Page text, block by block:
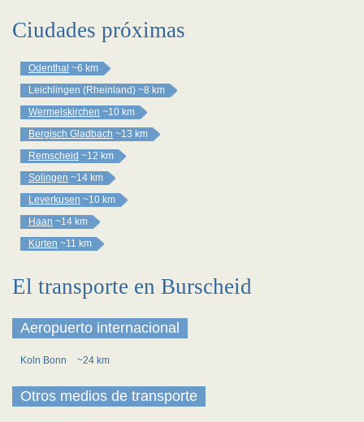
Ciudades próximas
Odenthal ~6 km
Leichlingen (Rheinland) ~8 km
Wermelskirchen ~10 km
Bergisch Gladbach ~13 km
Remscheid ~12 km
Solingen ~14 km
Leverkusen ~10 km
Haan ~14 km
Kürten ~11 km
El transporte en Burscheid
Aeropuerto internacional
Koln Bonn ~24 km
Otros medios de transporte